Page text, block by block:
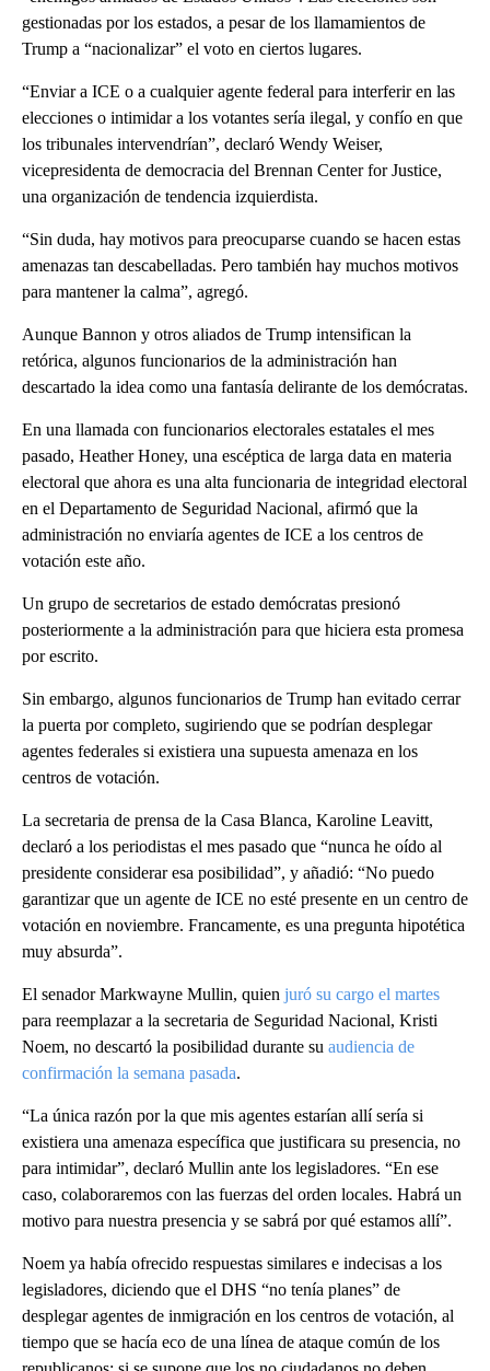
gestionadas por los estados, a pesar de los llamamientos de
Trump a “nacionalizar” el voto en ciertos lugares.
“Enviar a ICE o a cualquier agente federal para interferir en las
elecciones o intimidar a los votantes sería ilegal, y confío en que
los tribunales intervendrían”, declaró Wendy Weiser,
vicepresidenta de democracia del Brennan Center for Justice,
una organización de tendencia izquierdista.
“Sin duda, hay motivos para preocuparse cuando se hacen estas
amenazas tan descabelladas. Pero también hay muchos motivos
para mantener la calma”, agregó.
Aunque Bannon y otros aliados de Trump intensifican la
retórica, algunos funcionarios de la administración han
descartado la idea como una fantasía delirante de los demócratas.
En una llamada con funcionarios electorales estatales el mes
pasado, Heather Honey, una escéptica de larga data en materia
electoral que ahora es una alta funcionaria de integridad electoral
en el Departamento de Seguridad Nacional, afirmó que la
administración no enviaría agentes de ICE a los centros de
votación este año.
Un grupo de secretarios de estado demócratas presionó
posteriormente a la administración para que hiciera esta promesa
por escrito.
Sin embargo, algunos funcionarios de Trump han evitado cerrar
la puerta por completo, sugiriendo que se podrían desplegar
agentes federales si existiera una supuesta amenaza en los
centros de votación.
La secretaria de prensa de la Casa Blanca, Karoline Leavitt,
declaró a los periodistas el mes pasado que “nunca he oído al
presidente considerar esa posibilidad”, y añadió: “No puedo
garantizar que un agente de ICE no esté presente en un centro de
votación en noviembre. Francamente, es una pregunta hipotética
muy absurda”.
El senador Markwayne Mullin, quien juró su cargo el martes
para reemplazar a la secretaria de Seguridad Nacional, Kristi
Noem, no descartó la posibilidad durante su audiencia de
confirmación la semana pasada.
“La única razón por la que mis agentes estarían allí sería si
existiera una amenaza específica que justificara su presencia, no
para intimidar”, declaró Mullin ante los legisladores. “En ese
caso, colaboraremos con las fuerzas del orden locales. Habrá un
motivo para nuestra presencia y se sabrá por qué estamos allí”.
Noem ya había ofrecido respuestas similares e indecisas a los
legisladores, diciendo que el DHS “no tenía planes” de
desplegar agentes de inmigración en los centros de votación, al
tiempo que se hacía eco de una línea de ataque común de los